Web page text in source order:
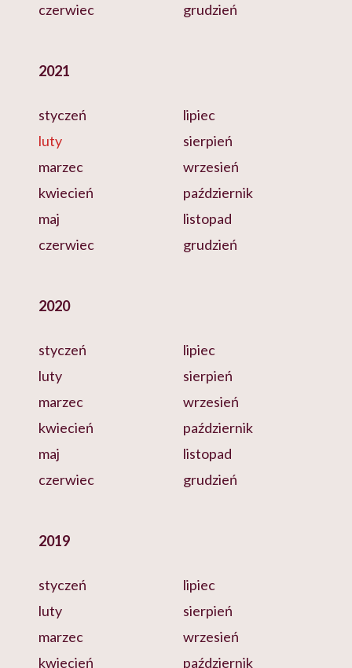
czerwiec
grudzień
2021
styczeń
luty
marzec
kwiecień
maj
czerwiec
lipiec
sierpień
wrzesień
październik
listopad
grudzień
2020
styczeń
luty
marzec
kwiecień
maj
czerwiec
lipiec
sierpień
wrzesień
październik
listopad
grudzień
2019
styczeń
luty
marzec
kwiecień
lipiec
sierpień
wrzesień
październik